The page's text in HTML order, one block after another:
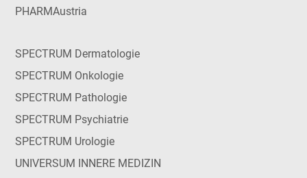
PHARMAustria
SPECTRUM Dermatologie
SPECTRUM Onkologie
SPECTRUM Pathologie
SPECTRUM Psychiatrie
SPECTRUM Urologie
UNIVERSUM INNERE MEDIZIN